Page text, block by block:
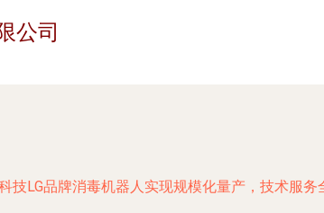
公司
技LG品牌消毒机器人实现规模化量产，技术服